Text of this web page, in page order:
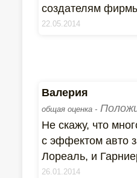
создателям
22.05.2014
Валерия
общая оценка -
Не скажу, что
с эффектом авто
Лореаль, и
26.01.2014